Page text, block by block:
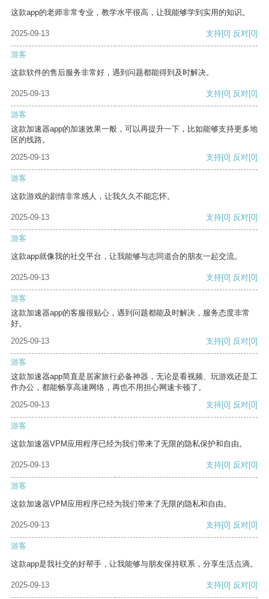
这款app的老师非常专业，教学水平很高，让我能够学到实用的知识。
2025-09-13 支持[0] 反对[0]
游客
这款软件的售后服务非常好，遇到问题都能得到及时解决。
2025-09-13 支持[0] 反对[0]
游客
这款加速器app的加速效果一般，可以再提升一下，比如能够支持更多地
区的线路。
2025-09-13
支持[0] 反对[0]
游客
这款游戏的剧情非常感人，让我久久不能忘怀。
2025-09-13 支持[0] 反对[0]
游客
这款app就像我的社交平台，让我能够与志同道合的朋友一起交流。
2025-09-13 支持[0] 反对[0]
游客
这款加速器app的客服很贴心，遇到问题都能及时解决，服务态度非常
好。
2025-09-13
支持[0] 反对[0]
游客
这款加速器app简直是居家旅行必备神器，无论是看视频、玩游戏还是工
作办公，都能畅享高速网络，再也不用担心网速卡顿了。
2025-09-13
支持[0] 反对[0]
游客
这款加速器VPM应用程序已经为我们带来了无限的隐私保护和自由。
2025-09-13 支持[0] 反对[0]
游客
这款加速器VPM应用程序已经为我们带来了无限的隐私和自由。
2025-09-13 支持[0] 反对[0]
游客
这款app是我社交的好帮手，让我能够与朋友保持联系，分享生活点滴。
2025-09-13 支持[0] 反对[0]